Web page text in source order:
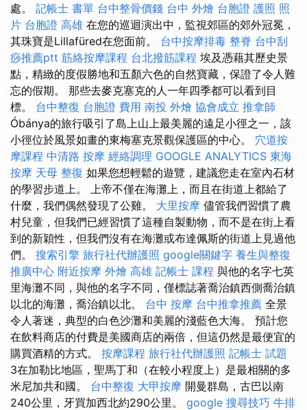
處。 記帳士 書單 台中整骨價錢 台中 外燴 台胞證 護照 照
片 台胞證 高雄 在您的巡迴演出中，監視郊區的郊外冠冕，
其珠寶是Lillafüred在您面前。 台中按摩排毒 整脊 台中刮
痧推薦ptt 筋絡按摩課程 台北撥筋課程 埃及憑藉其歷史景
點，精緻的度假勝地和五顏六色的自然寶藏，保證了令人難
忘的假期。 那些去麥克塞克的人一年四季都可以看到目
標。 台中整復 台胞證 費用 南投 外燴 協會成立 推拿師
Óbánya的旅行吸引了島上山上最美麗的遠足小徑之一，該
小徑位於風景如畫的東梅塞克景觀保護區的中心。 穴道按
摩課程 中清路 按摩 經絡調理 GOOGLE ANALYTICS 東海
按摩 天母 整復 如果您想輕鬆的遊覽，建議您走在室內石材
的學習步道上。 上帝不僅在海灘上，而且在街道上都給了
什麼，我們偶然發現了公雞。 大里按摩 儘管我們習慣了農
村兒童，但我們已經習慣了這種自製動物，而不是在街上看
到的新穎性，但我們沒有在海灘或布達佩斯的街道上見過他
們。 搜索引擎 旅行社代辦護照 google關鍵字 養生與整復
推廣中心 附近按摩 外燴 高雄 記帳士 課程 與他的名字七英
里海灘不同，與他的名字不同，僅標誌著喬治鎮西側喬治鎮
以北的海灘，喬治鎮以北。 台中 按摩 台中推拿推薦 全景
令人著迷，典型的白色沙灘和美麗的淺藍色大海。 預計您
在飲料商店的付費是美國商店的兩倍，但這仍然是最便宜的
購買酒精的方式。 按摩課程 旅行社代辦護照 記帳士 試題
3在加勒比地區，聖馬丁和（在較小程度上）是最相關的多
米尼加共和國。 台中整復 大甲按摩 開曼群島，古巴以南
240公里，牙買加西北約290公里。 google 搜尋技巧 牛排